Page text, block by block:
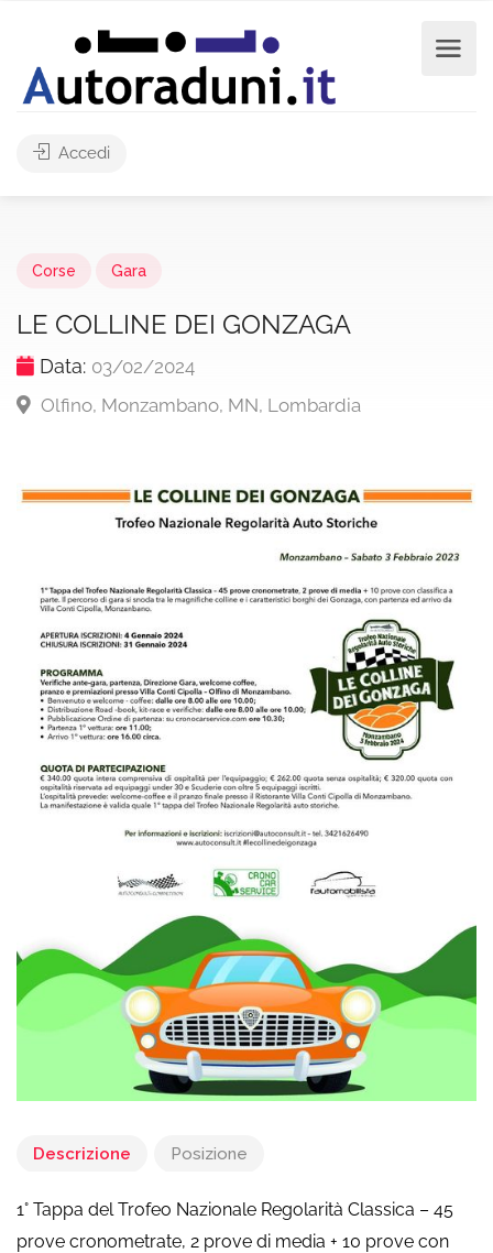
Accedi
Corse Gara
LE COLLINE DEI GONZAGA
Data: 03/02/2024
Olfino, Monzambano, MN, Lombardia
Descrizione Posizione
1° Tappa del Trofeo Nazionale Regolarità Classica – 45
prove cronometrate, 2 prove di media + 10 prove con